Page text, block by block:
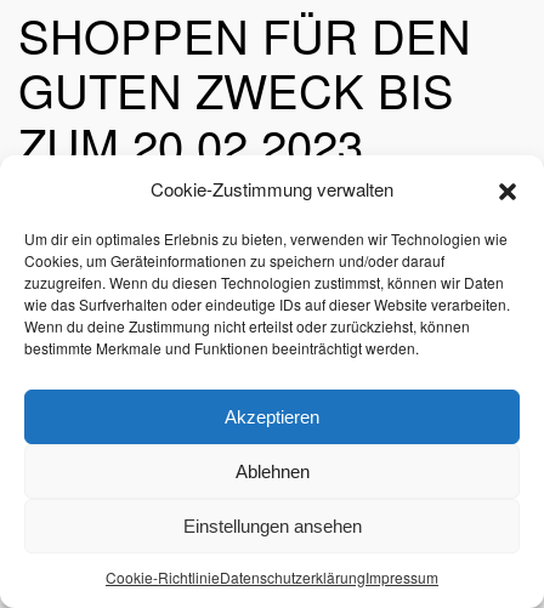
Cookie-Zustimmung verwalten
Um dir ein optimales Erlebnis zu bieten, verwenden wir Technologien wie
Cookies, um Geräteinformationen zu speichern und/oder darauf
zuzugreifen. Wenn du diesen Technologien zustimmst, können wir Daten
wie das Surfverhalten oder eindeutige IDs auf dieser Website verarbeiten.
Wenn du deine Zustimmung nicht erteilst oder zurückziehst, können
bestimmte Merkmale und Funktionen beeinträchtigt werden.
Akzeptieren
Ablehnen
Einstellungen ansehen
Cookie-RichtlinieDatenschutzerklärungImpressum
SHOPPEN FÜR DEN
GUTEN ZWECK BIS
ZUM 20.02.2023
9. Februar 2023
News-
Shoppen
für
den
guten
Zweck
bis
zum
ZURÜCK ZUR NEWS-ÜBERSICHT
Jetzt mit Ihrer Spende helfen
SHOPPEN FÜR DEN
GUTEN ZWECK BIS
ZUM 20.02.2023